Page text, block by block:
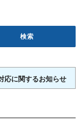
応に関するお知らせ